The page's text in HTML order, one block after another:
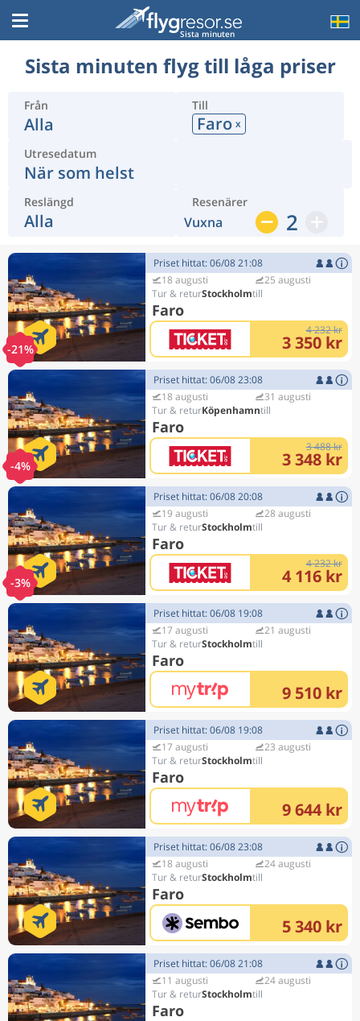
Sista minuten
Sista minuten flyg till låga priser
Från
Alla
Till
Faro x
Utresedatum
När som helst
Reslängd
Alla
Resenärer
Vuxna 2
-21%
Priset hittat: 06/08 21:08
18 augusti
Stockholm
Faro
25 augusti
4 232 kr
3 350 kr
-4%
Priset hittat: 06/08 23:08
18 augusti
Köpenhamn
Faro
31 augusti
3 488 kr
3 348 kr
-3%
Priset hittat: 06/08 20:08
19 augusti
Stockholm
Faro
28 augusti
4 232 kr
4 116 kr
Priset hittat: 06/08 19:08
17 augusti
Stockholm
Faro
21 augusti
9 510 kr
Priset hittat: 06/08 19:08
17 augusti
Stockholm
Faro
23 augusti
9 644 kr
Priset hittat: 06/08 23:08
18 augusti
Stockholm
Faro
24 augusti
5 340 kr
Priset hittat: 06/08 21:08
11 augusti
Stockholm
Faro
24 augusti